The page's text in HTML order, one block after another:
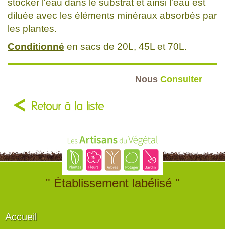
diluée avec les éléments minéraux absorbés par
les plantes.
Conditionné en sacs de 20L, 45L et 70L.
Nous Consulter
Retour à la liste
" Établissement labélisé "
Accueil